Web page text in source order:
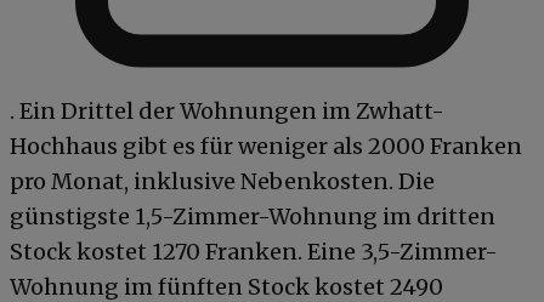
. Ein Drittel der Wohnungen im Zwhatt-
Hochhaus gibt es für weniger als 2000 Franken
pro Monat, inklusive Nebenkosten. Die
günstigste 1,5-Zimmer-Wohnung im dritten
Stock kostet 1270 Franken. Eine 3,5-Zimmer-
Wohnung im fünften Stock kostet 2490